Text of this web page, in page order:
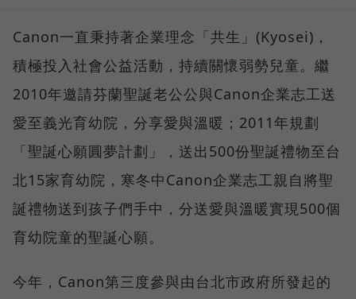
Canon一直秉持著企業理念「共生」(Kyosei)，
積極投入社會公益活動，持續關懷弱勢兒童。繼
2010年邀請芬蘭聖誕老公公與Canon企業志工送
愛至義光育幼院，分享愛與溫暖；2011年規劃
「聖誕心願圓夢計劃」，送出500份聖誕禮物至台
北15家育幼院，寒冬中Canon企業志工親自將聖
誕禮物送到孩子們手中，分送愛與溫暖實現500個
育幼院童的聖誕心願。
今年，Canon第三度參與由台北市政府所發起的